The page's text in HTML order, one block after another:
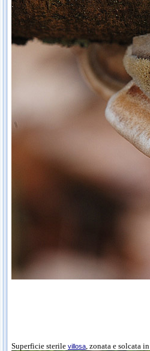
Superficie sterile villosa, zonata e solcata in